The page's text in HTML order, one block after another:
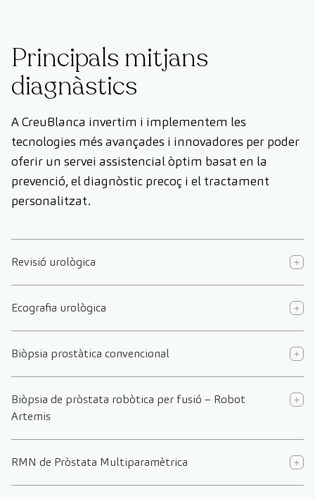
Principals mitjans
diagnàstics
A CreuBlanca invertim i implementem les
tecnologies més avançades i innovadores per poder
oferir un servei assistencial òptim basat en la
prevenció, el diagnòstic precoç i el tractament
personalitzat.
Revisió urològica
Ecografia urològica
Biòpsia prostàtica convencional
Biòpsia de pròstata robòtica per fusió – Robot
Artemis
RMN de Pròstata Multiparamètrica